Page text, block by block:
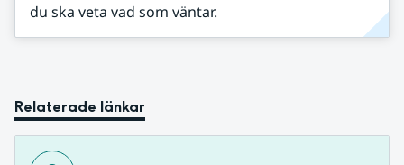
du ska veta vad som väntar.
Relaterade länkar